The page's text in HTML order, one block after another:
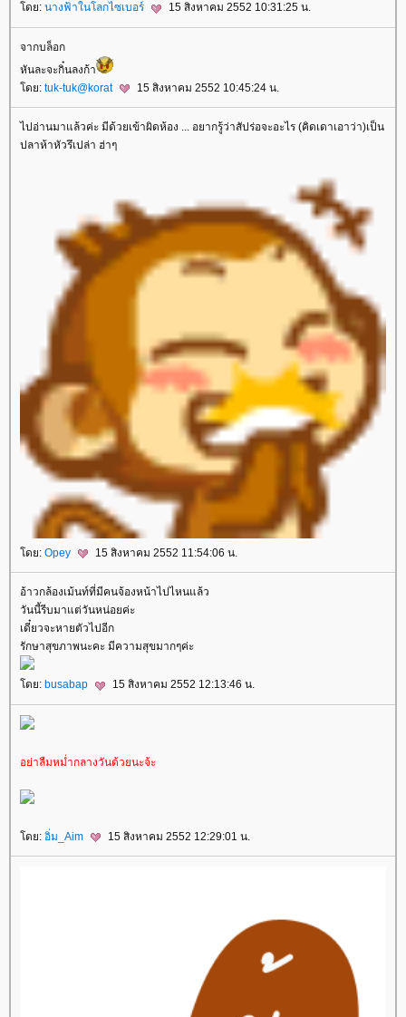
ดย: นางฟ้าในโลกไซเบอร์ 15 สิงหาคม 2552 10:31:25 น.
จากบล็อก
หันละจะกิ๋นลงก้า
ดย: tuk-tuk@korat 15 สิงหาคม 2552 10:45:24 น.
ไปอ่านมาแล้วค่ะ มีด้วยเข้าผิดห้อง ... อยากรู้ว่าสัปร่อจะอะไร (คิดเดาเอาว่า)เป็น
ปลาห้าหัวรึเปล่า ฮ่าๆ
ดย: Opey 15 สิงหาคม 2552 11:54:06 น.
อ้าวกล้องเม้นท์ที่มีคนจ้องหน้าไปไหนแล้ว
วันนี้รีบมาแต่วันหน่อยค่ะ
เดี๋ยวจะหายตัวไปอีก
รักษาสุขภาพนะคะ มีความสุขมากๆค่ะ
ดย: busabap 15 สิงหาคม 2552 12:13:46 น.
อย่าลืมหม่ำกลางวันด้วยนะจ้ะ
ดย: อิ่ม_Aim 15 สิงหาคม 2552 12:29:01 น.